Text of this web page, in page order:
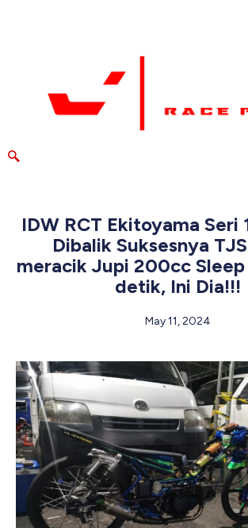
IDW RCT Ekitoyama Seri
Dibalik Suksesnya
meracik Jupi 200cc Sleep
detik, Ini Dia!!!
May 11, 2024